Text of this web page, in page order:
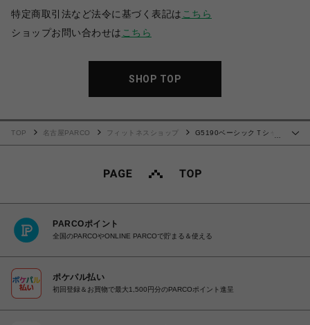
特定商取引法など法令に基づく表記は こちら
ショップお問い合わせは こちら
SHOP TOP
TOP 名古屋PARCO フィットネスショップ
G5190ベーシックＴシャ
PARCOポイント
全国のPARCOやONLINE PARCOで貯まる＆使える
ポケパル払い
初回登録＆お買物で最大1,500円分のPARCOポイント進呈